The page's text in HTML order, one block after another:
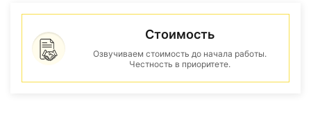
Стоимость
Озвучиваем стоимость до начала работы.
Честность в приоритете.